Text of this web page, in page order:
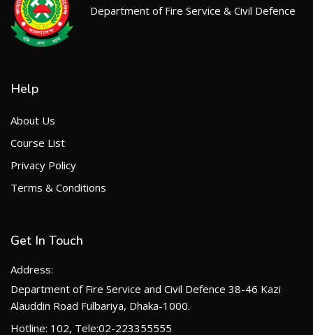
Department of Fire Service & Civil Defence
Help
About Us
Course List
Privacy Policy
Terms & Conditions
Get In Touch
Address:
Department of Fire Service and Civil Defence 38-46 Kazi
Alauddin Road Fulbariya, Dhaka-1000.
Hotline: 102, Tele:02-223355555